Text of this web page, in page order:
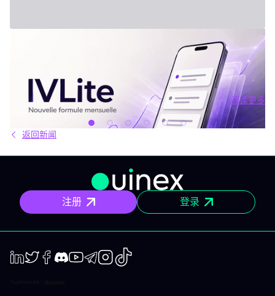
IVLite：IVT精华通知，每月仅29欧元 清晰的计划、市场简报和回
顾，直接送达您的手机与电脑，仅此而已。 问题不在于信息匮乏，
而是过剩。每天都有数十种分析、相互矛盾的观点和信号交织在市
场中。结果就是：你推迟，把事情留到“以后”，最后只能被动应对市
场，而不是主动掌控。 IVLite正是基于这个现象而诞生的。每月
29€，只为你提供一件事：IVT的核心内容通知。 IVLite究竟是什
么？ IVLite即IVT通知的访问权，仅此而已。 具体来说，你会在手机
和电脑上收到IVT教练们制作的清晰计划、短期及中期简报和市场回
信息流，无需额外的动态，不会有无关填充内容。 专为积极投资、
但有正职工作、有生活，无法整天盯着屏幕的人设计。 你将获得哪
些内容？ 精确的市场信息 清晰的情景与关键位，一目了然。你会明
确聚焦要点，不会分心。 明确的计划 预设了操作框架：关注区域、
预期情景与失效点。你不是临场才应付市场，而是有备而来。 短中
期简报 市场波动时，我们抓住波动性；趋势确定时，我们有系统地
流与真实投资者行为。不是猜测，也不是市井杂音。 IVLite的一天
举个例子，一天的节奏大致如下： 07:45 晨间简报 开盘前设定今日
基调。 09:12 今日计划，CAC 40 明确关注点、操作情景、失效
点。 14:30 中期简报，黄金 趋势形成时，科学跟随。 22:05 市场回
阅读更多
阅读
返回新闻
注册 登录
Telegram
Instagram